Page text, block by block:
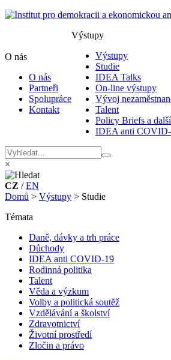
O nás
O nás
Partneři
Spolupráce
Kontakt
Výstupy
Výstupy
Studie
IDEA Talks
On-line výstupy
Vývoj
Talent
Policy Briefs a další
IDEA anti
×
CZ /EN
Domů > Výstupy > Studie
Témata
Daně, dávky a trh práce
Důchody
IDEA anti COVID-19
Rodinná politika
Talent
Věda a výzkum
Volby a politická soutěž
Vzdělávání a školství
Zdravotnictví
Životní prostředí
Zločin a právo